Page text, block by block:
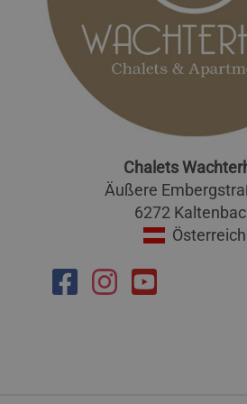
Chalets
Äußere
6272
Österreich